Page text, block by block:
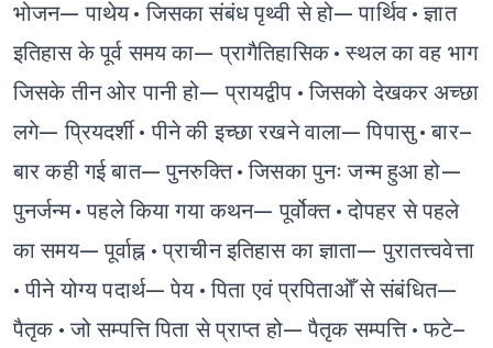
भोजन— पाथेय • जिसका संबंध पृथ्वी से हो— पार्थिव • ज्ञात
इतिहास के पूर्व समय का— प्रागैतिहासिक • स्थल का वह भाग
जिसके तीन ओर पानी हो— प्रायद्वीप • जिसको देखकर अच्छा
लगे— प्रियदर्शी • पीने की इच्छा रखने वाला— पिपासु • बार–
बार कही गई बात— पुनरुक्ति • जिसका पुनः जन्म हुआ हो—
पुनर्जन्म • पहले किया गया कथन— पूर्वोक्त • दोपहर से पहले
का समय— पूर्वाह्न • प्राचीन इतिहास का ज्ञाता— पुरातत्त्ववेत्ता
• पीने योग्य पदार्थ— पेय • पिता एवं प्रपिताओँ से संबंधित—
पैतृक • जो सम्पत्ति पिता से प्राप्त हो— पैतृक सम्पत्ति • फटे–